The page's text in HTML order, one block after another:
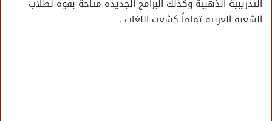
التدريبية الذهبية وكذلك البرامج الجديدة متاحة بقوة لطلاب
الشعبة العربية تماماً كشعب اللغات .